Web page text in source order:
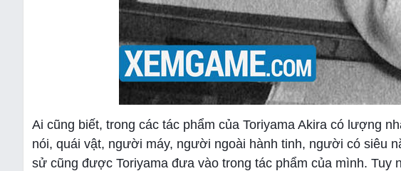
Ai cũng biết, trong các tác phẩm của Toriyama Akira có lượng
nói, quái vật, người máy, người ngoài hành tinh, người có siêu
sử cũng được Toriyama đưa vào trong tác phẩm của mình. Tuy